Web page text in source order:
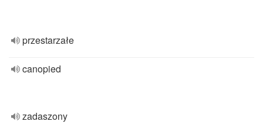
przestarzałe
canopied
zadaszony